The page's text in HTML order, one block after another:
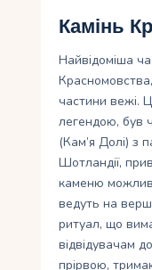
Камінь
Найвідоміша
частини вежі.
легендою, був
(Кам’я Долі) з
Шотландії,
каменю
ведуть на
ритуал, що
відвідувачам
прірвою,